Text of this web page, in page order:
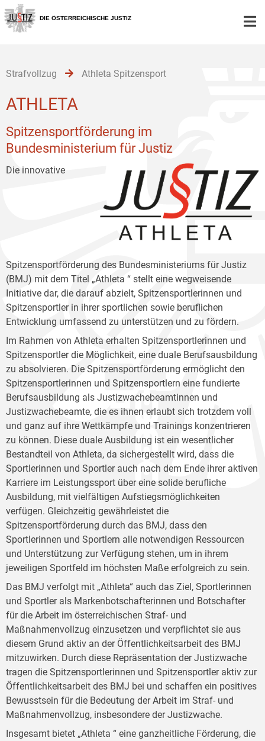
Zur
Hauptnavigation
[1]
Zum
Inhalt
[2]
Zum
Untermenü
[3]
DIE ÖSTERREICHISCHE JUSTIZ
Strafvollzug Athleta Spitzensport
ATHLETA
Spitzensportförderung im
Bundesministerium für Justiz
Die innovative
Spitzensportförderung des Bundesministeriums für Justiz
(BMJ) mit dem Titel „Athleta “ stellt eine wegweisende
Initiative dar, die darauf abzielt, Spitzensportlerinnen und
Spitzensportler in ihrer sportlichen sowie beruflichen
Entwicklung umfassend zu unterstützen und zu fördern.
Im Rahmen von Athleta erhalten Spitzensportlerinnen und
Spitzensportler die Möglichkeit, eine duale Berufsausbildung
zu absolvieren. Die Spitzensportförderung ermöglicht den
Spitzensportlerinnen und Spitzensportlern eine fundierte
Berufsausbildung als Justizwachebeamtinnen und
Justizwachebeamte, die es ihnen erlaubt sich trotzdem voll
und ganz auf ihre Wettkämpfe und Trainings konzentrieren
zu können. Diese duale Ausbildung ist ein wesentlicher
Bestandteil von Athleta, da sichergestellt wird, dass die
Sportlerinnen und Sportler auch nach dem Ende ihrer aktiven
Karriere im Leistungssport über eine solide berufliche
Ausbildung, mit vielfältigen Aufstiegsmöglichkeiten
verfügen. Gleichzeitig gewährleistet die
Spitzensportförderung durch das BMJ, dass den
Sportlerinnen und Sportlern alle notwendigen Ressourcen
und Unterstützung zur Verfügung stehen, um in ihrem
jeweiligen Sportfeld im höchsten Maße erfolgreich zu sein.
Das BMJ verfolgt mit „Athleta“ auch das Ziel, Sportlerinnen
und Sportler als Markenbotschafterinnen und Botschafter
für die Arbeit im österreichischen Straf- und
Maßnahmenvollzug einzusetzen und verpflichtet sie aus
diesem Grund aktiv an der Öffentlichkeitsarbeit des BMJ
mitzuwirken. Durch diese Repräsentation der Justizwache
tragen die Spitzensportlerinnen und Spitzensportler aktiv zur
Öffentlichkeitsarbeit des BMJ bei und schaffen ein positives
Bewusstsein für die Bedeutung der Arbeit im Straf- und
Maßnahmenvollzug, insbesondere der Justizwache.
Insgesamt bietet „Athleta “ eine ganzheitliche Förderung, die